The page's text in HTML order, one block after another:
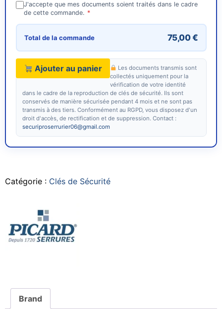
J'accepte que mes documents soient traités dans le cadre
de cette commande. *
Total de la commande 75,00€
Ajouter au panier
Les documents transmis sont
collectés uniquement pour la
vérification de votre identité
dans le cadre de la reproduction de clés de sécurité. Ils sont
conservés de manière sécurisée pendant 4 mois et ne sont pas
transmis à des tiers. Conformément au RGPD, vous disposez d'un
droit d'accès, de rectification et de suppression. Contact :
securiproserrurier06@gmail.com
Catégorie : Clés de Sécurité
Brand